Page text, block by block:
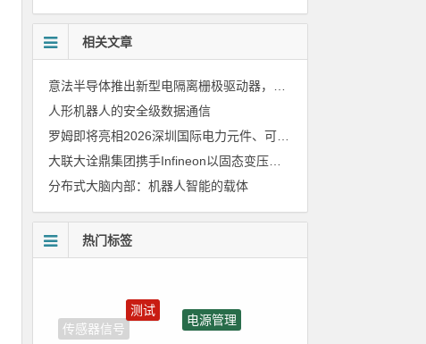
相关文章
人形机器人的安全级数据通信
罗姆即将亮相2026深圳国际电力元件、可再生能源管理展览会暨研讨会
大联大诠鼎集团携手Infineon以固态变压器重构配电效率新标杆
分布式大脑内部：机器人智能的载体
热门标签
电气光伏